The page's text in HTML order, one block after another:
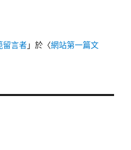
留言者 」於〈網站第一篇文